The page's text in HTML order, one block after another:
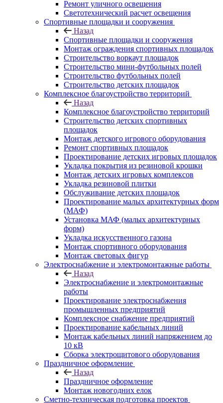
Ремонт уличного освещения
Светотехнический расчет освещения
Спортивные площадки и сооружения
Назад
Спортивные площадки и сооружения
Монтаж ограждения спортивных площадок
Строительство воркаут площадок
Строительство мини-футбольных полей
Строительство футбольных полей
Строительство детских площадок
Комплексное благоустройство территорий
Назад
Комплексное благоустройство территорий
Строительство детских спортивных
площадок
Монтаж детского игрового оборудования
Ремонт спортивных площадок
Проектирование детских игровых площадок
Укладка покрытия из резиновой крошки
Монтаж детских игровых комплексов
Укладка резиновой плитки
Обслуживание детских площадок
Проектирование малых архитектурных форм
(МАФ)
Установка МАФ (малых архитектурных
форм)
Укладка искусственного газона
Монтаж спортивного оборудования
Монтаж световых фигур
Электроснабжение и электромонтажные работы
Назад
Электроснабжение и электромонтажные
работы
Проектирование электроснабжения
промышленных предприятий
Комплексное снабжение предприятий
Проектирование кабельных линий
Монтаж кабельных линий напряжением до
10 кВ
Сборка электрощитового оборудования
Праздничное оформление
Назад
Праздничное оформление
Монтаж новогодних елок
Сметно-техническая подготовка проектов